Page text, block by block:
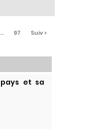
... 97 Suiv >
pays et sa